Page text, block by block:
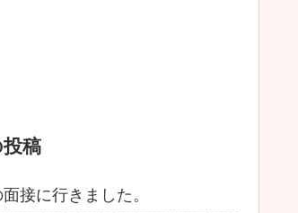
稿
接に行きました。